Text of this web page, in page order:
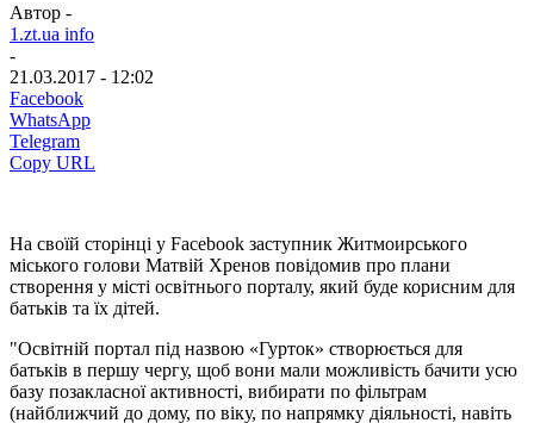
Автор -
1.zt.ua info
-
21.03.2017 - 12:02
Facebook
WhatsApp
Telegram
Copy URL
На своїй сторінці у Facebook заступник Житмоирського
міського голови Матвій Хренов повідомив про плани
створення у місті освітнього порталу, який буде корисним для
батьків та їх дітей.
"Освітній портал під назвою «Гурток» створюється для
батьків в першу чергу, щоб вони мали можливість бачити усю
базу позакласної активності, вибирати по фільтрам
(найближчий до дому, по віку, по напрямку діяльності, навіть